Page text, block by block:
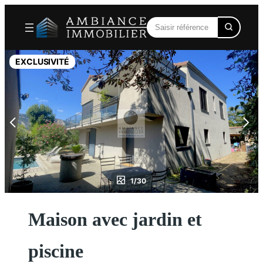
contenu
EXCLUSIVITÉ
1/30
Maison avec jardin et
piscine